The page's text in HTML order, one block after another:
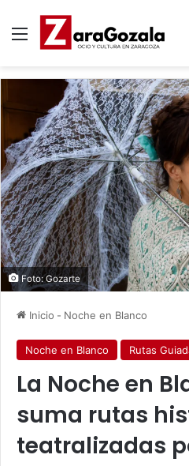
Menú
Foto: Gozarte
Inicio - Noche en Blanco
Noche en Blanco Rutas
La Noche en
suma rutas
teatralizadas